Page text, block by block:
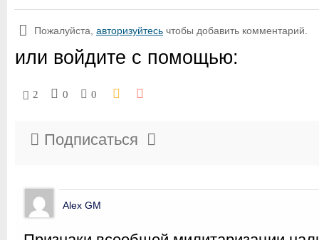
Пожалуйста, авторизуйтесь чтобы добавить комментарий.
или войдите с помощью:
2 0 0
Подписаться
Alex GM